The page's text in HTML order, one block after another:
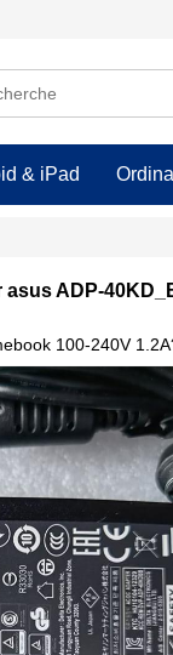
& iPad
ADP-
100-240V